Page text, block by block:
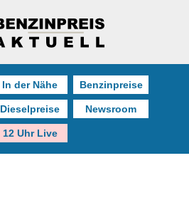
In der Nähe Benzinpreise
Dieselpreise Newsroom
12 Uhr Live